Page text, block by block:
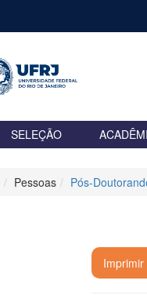
SELEÇÃO
Pessoas Pós-
Imprimir